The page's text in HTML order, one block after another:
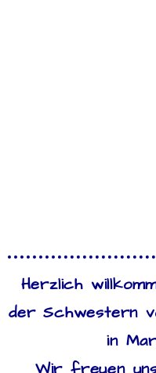
Herzlich
der Schwestern
in